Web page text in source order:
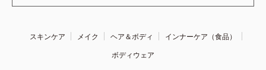
スキンケア メイク ヘア＆ボディ
インナーケア（食品）
ボディウェア